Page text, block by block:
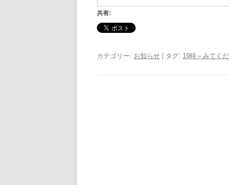
共有:
カテゴリー: お知らせ | タグ: 19時～みてくだ